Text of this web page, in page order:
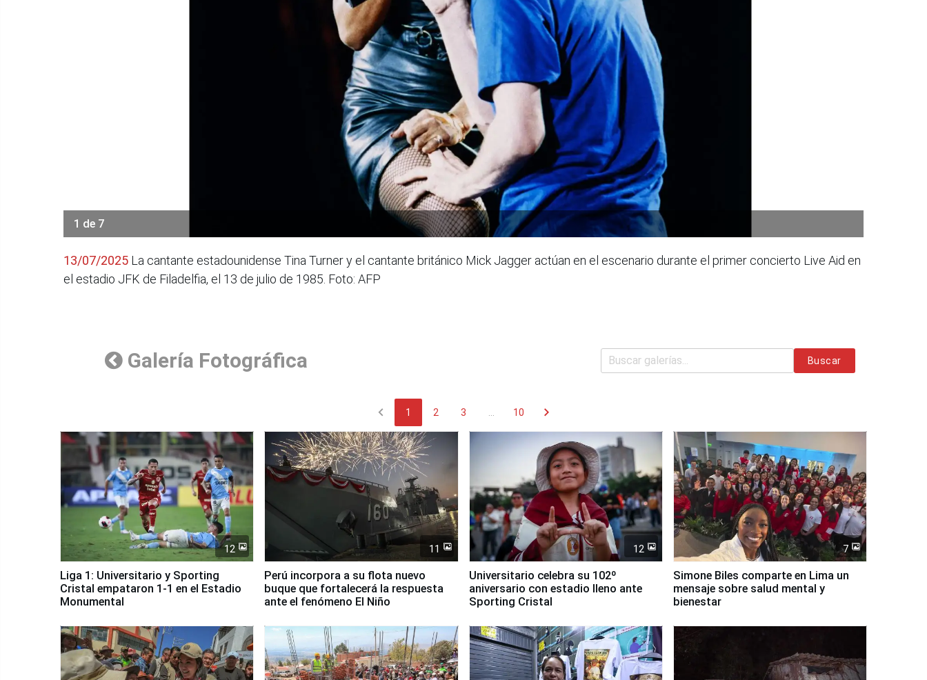
1 de 7
13/07/2025 La cantante estadounidense Tina Turner y el cantante británico Mick Jagger actúan en el escenario durante el primer concierto Live Aid en
el estadio JFK de Filadelfia, el 13 de julio de 1985. Foto: AFP
Galería Fotográfica Buscar
chevron_left 1 2 3 10 chevron_right
12
Liga 1: Universitario y Sporting
Cristal empataron 1-1 en el Estadio
Monumental
11
Perú incorpora a su flota nuevo
buque que fortalecerá la respuesta
ante el fenómeno El Niño
12
Universitario celebra su 102º
aniversario con estadio lleno ante
Sporting Cristal
7
Simone Biles comparte en Lima un
mensaje sobre salud mental y
bienestar